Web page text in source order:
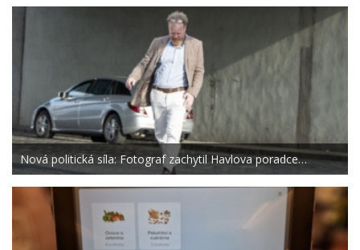
Nová politická síla: Fotograf zachytil Havlova poradce…